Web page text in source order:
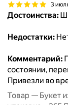
3
Достоинства:
Недостатки:
Комментарий:
состоянии,
Привезли во
Товар — Букет